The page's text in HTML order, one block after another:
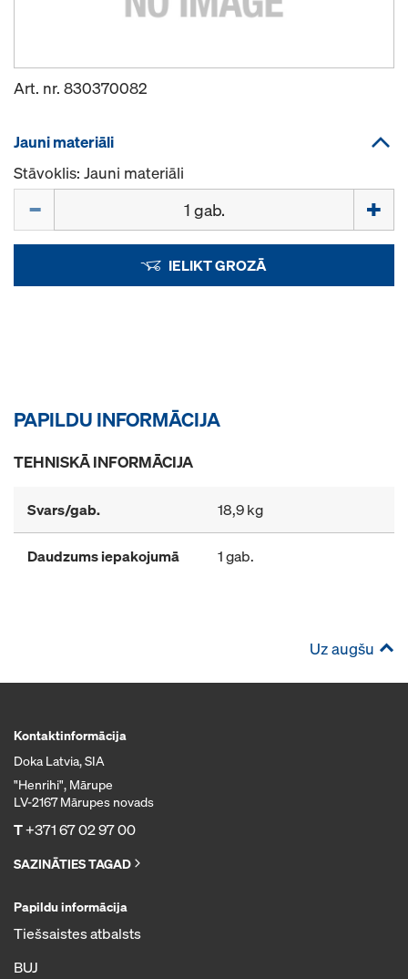
Art. nr. 830370082
Jauni materiāli
Stāvoklis: Jauni materiāli
IELIKT GROZĀ
PAPILDU INFORMĀCIJA
TEHNISKĀ INFORMĀCIJA
Svars/gab. 18,9 kg
Daudzums iepakojumā 1 gab.
Uz augšu
Kontaktinformācija
Doka Latvia, SIA
"Henrihi", Mārupe
LV-2167 Mārupes novads
T+371 67 02 97 00
SAZINĀTIES TAGAD
Papildu informācija
Tiešsaistes atbalsts
BUJ